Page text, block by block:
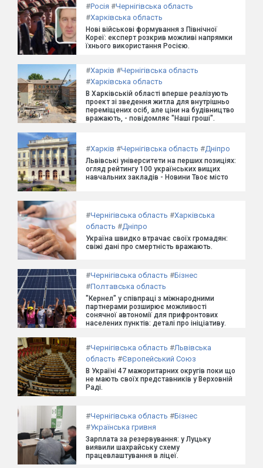
#Росія #Чернігівська область
#Харківська область
Нові військові формування з Північної
Кореї: експерт розкрив можливі напрямки
їхнього використання Росією.
#Харків #Чернігівська область
#Харківська область
В Харківській області вперше реалізують
проект зі зведення житла для внутрішньо
переміщених осіб, але ціни на будівництво
вражають, - повідомляє "Наші гроші".
#Харків #Чернігівська область #Дніпро
Львівські університети на перших позиціях:
огляд рейтингу 100 українських вищих
навчальних закладів - Новини Твоє місто
#Чернігівська область #Харківська
область #Дніпро
Україна швидко втрачає своїх громадян:
свіжі дані про смертність вражають.
#Чернігівська область #Бізнес
#Полтавська область
"Кернел" у співпраці з міжнародними
партнерами розширює можливості
сонячної автономії для прифронтових
населених пунктів: деталі про ініціативу.
#Чернігівська область #Львівська
область #Європейський Союз
В Україні 47 мажоритарних округів поки що
не мають своїх представників у Верховній
Раді.
#Чернігівська область #Бізнес
#Українська гривня
Зарплата за резервування: у Луцьку
виявили шахрайську схему
працевлаштування в ліцеї.